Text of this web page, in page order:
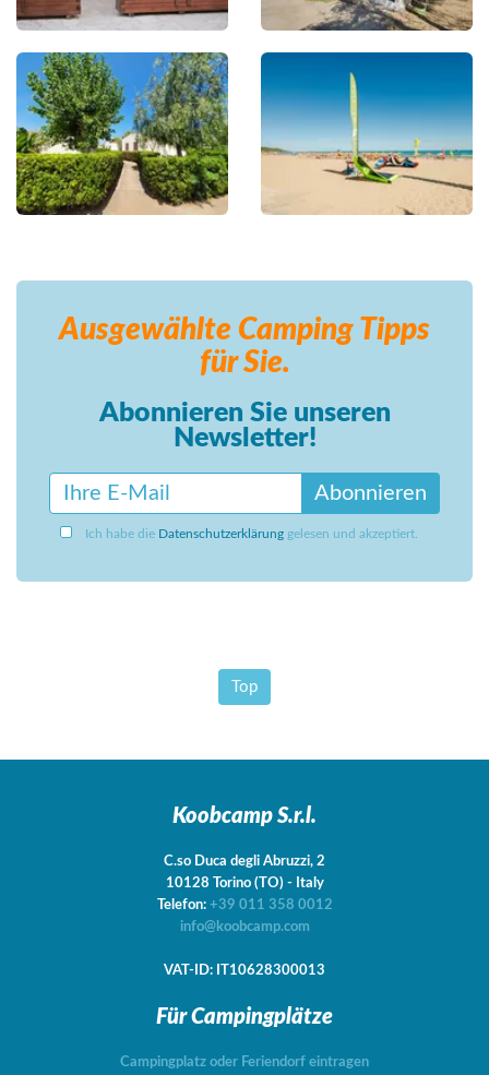
Ausgewählte Camping Tipps
für Sie.
Abonnieren Sie unseren
Newsletter!
Abonnieren
Ich habe die Datenschutzerklärung gelesen und akzeptiert.
Top
Koobcamp S.r.l.
C.so Duca degli Abruzzi, 2
10128 Torino (TO) - Italy
Telefon: +39 011 358 0012
info@koobcamp.com
VAT-ID: IT10628300013
Für Campingplätze
Campingplatz oder Feriendorf eintragen